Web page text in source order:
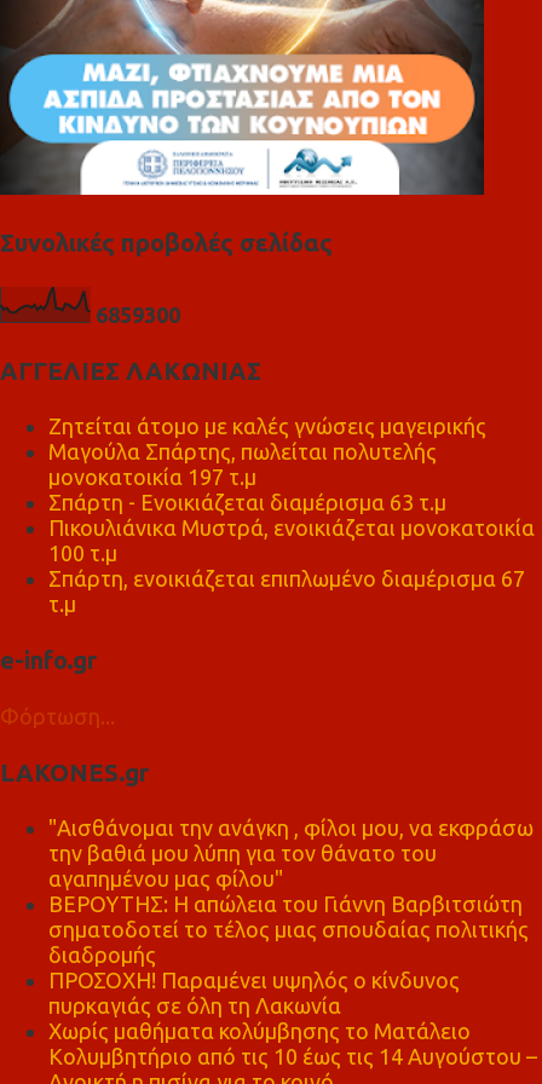
Συνολικές προβολές σελίδας
6859300
ΑΓΓΕΛΙΕΣ ΛΑΚΩΝΙΑΣ
Ζητείται άτομο με καλές γνώσεις μαγειρικής
Μαγούλα Σπάρτης, πωλείται πολυτελής
μονοκατοικία 197 τ.μ
Σπάρτη - Ενοικιάζεται διαμέρισμα 63 τ.μ
Πικουλιάνικα Μυστρά, ενοικιάζεται μονοκατοικία
100 τ.μ
Σπάρτη, ενοικιάζεται επιπλωμένο διαμέρισμα 67
τ.μ
e-info.gr
Φόρτωση...
LAKONES.gr
"Αισθάνομαι την ανάγκη , φίλοι μου, να εκφράσω
την βαθιά μου λύπη για τον θάνατο του
αγαπημένου μας φίλου"
ΒΕΡΟΥΤΗΣ: Η απώλεια του Γιάννη Βαρβιτσιώτη
σηματοδοτεί το τέλος μιας σπουδαίας πολιτικής
διαδρομής
ΠΡΟΣΟΧΗ! Παραμένει υψηλός ο κίνδυνος
πυρκαγιάς σε όλη τη Λακωνία
Χωρίς μαθήματα κολύμβησης το Ματάλειο
Κολυμβητήριο από τις 10 έως τις 14 Αυγούστου –